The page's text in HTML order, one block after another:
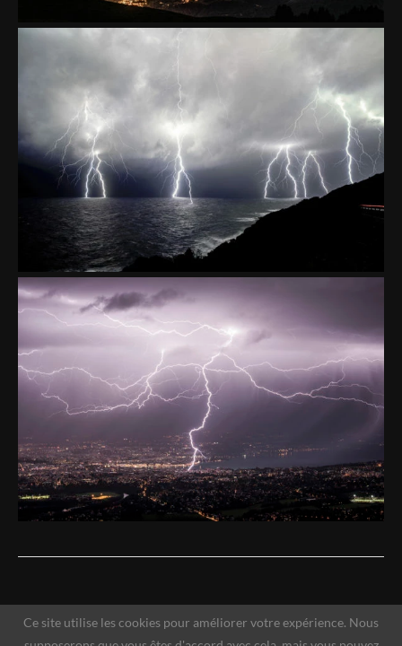
Ce site utilise les cookies pour améliorer votre expérience. Nous